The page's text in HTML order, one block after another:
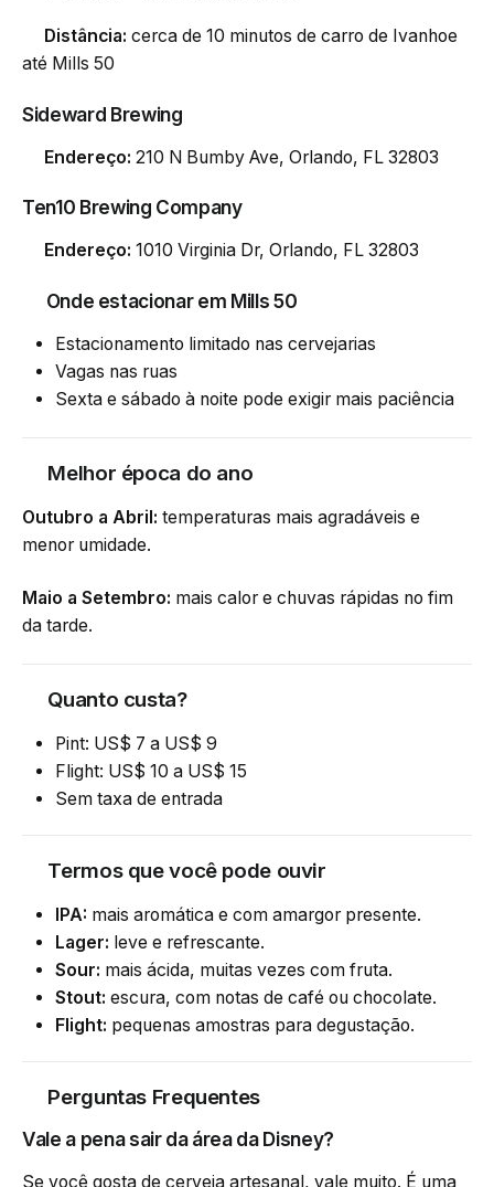
Distância: cerca de 10 minutos de carro de Ivanhoe
até Mills 50
Sideward Brewing
Endereço: 210 N Bumby Ave, Orlando, FL 32803
Ten10 Brewing Company
Endereço: 1010 Virginia Dr, Orlando, FL 32803
Onde estacionar em Mills 50
Estacionamento limitado nas cervejarias
Vagas nas ruas
Sexta e sábado à noite pode exigir mais paciência
Melhor época do ano
Outubro a Abril: temperaturas mais agradáveis e
menor umidade.
Maio a Setembro: mais calor e chuvas rápidas no fim
da tarde.
Quanto custa?
Pint: US$ 7 a US$ 9
Flight: US$ 10 a US$ 15
Sem taxa de entrada
Termos que você pode ouvir
IPA: mais aromática e com amargor presente.
Lager: leve e refrescante.
Sour: mais ácida, muitas vezes com fruta.
Stout: escura, com notas de café ou chocolate.
Flight: pequenas amostras para degustação.
Perguntas Frequentes
Vale a pena sair da área da Disney?
Se você gosta de cerveja artesanal, vale muito. É uma